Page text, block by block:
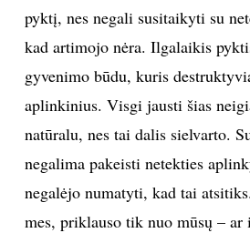
pyktį, nes negali susitaikyti su
kad artimojo nėra. Ilgalaikis
gyvenimo būdu, kuris
aplinkinius. Visgi jausti šias
natūralu, nes tai dalis sielvarto.
negalima pakeisti netekties
negalėjo numatyti, kad tai
mes, priklauso tik nuo mūsų –